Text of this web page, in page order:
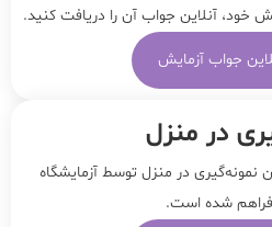
خود، آنلاین جواب‌ آن را دریافت کنید.
جواب آزمایش
در منزل
نمونه‌گیری در منزل توسط آزمایشگاه
فراهم شده است.